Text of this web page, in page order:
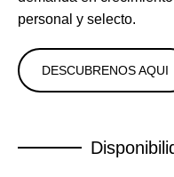
personal y selecto.
DESCUBRENOS AQUI